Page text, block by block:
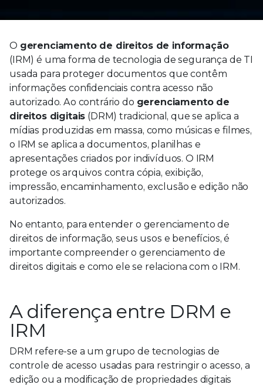
O gerenciamento de direitos de informação
(IRM) é uma forma de tecnologia de segurança de TI
usada para proteger documentos que contêm
informações confidenciais contra acesso não
autorizado. Ao contrário do gerenciamento de
direitos digitais (DRM) tradicional, que se aplica a
mídias produzidas em massa, como músicas e filmes,
o IRM se aplica a documentos, planilhas e
apresentações criados por indivíduos. O IRM
protege os arquivos contra cópia, exibição,
impressão, encaminhamento, exclusão e edição não
autorizados.
No entanto, para entender o gerenciamento de
direitos de informação, seus usos e benefícios, é
importante compreender o gerenciamento de
direitos digitais e como ele se relaciona com o IRM.
A diferença entre DRM e
IRM
DRM refere-se a um grupo de tecnologias de
controle de acesso usadas para restringir o acesso, a
edição ou a modificação de propriedades digitais